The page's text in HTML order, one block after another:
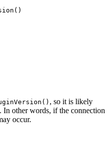
()
, so it is likely
In other words, if the connection
occur.